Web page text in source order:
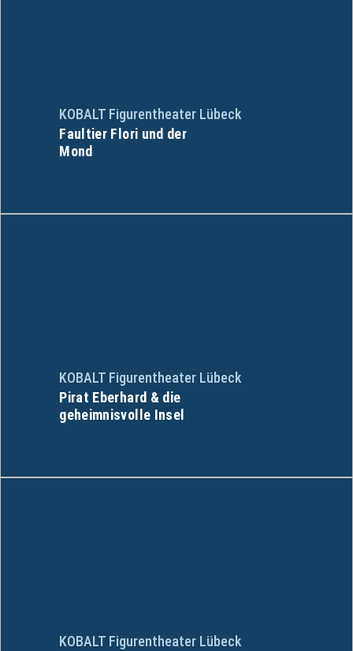
KOBALT Figurentheater Lübeck
Faultier Flori und der
Mond
KOBALT Figurentheater Lübeck
Pirat Eberhard & die
geheimnisvolle Insel
KOBALT Figurentheater Lübeck